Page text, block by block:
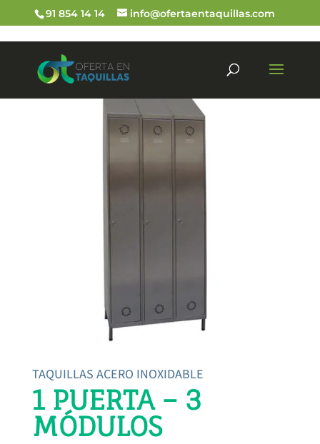
91 854 14 14 info@ofertaentaquillas.com
TAQUILLAS ACERO INOXIDABLE
1 PUERTA – 3
MÓDULOS